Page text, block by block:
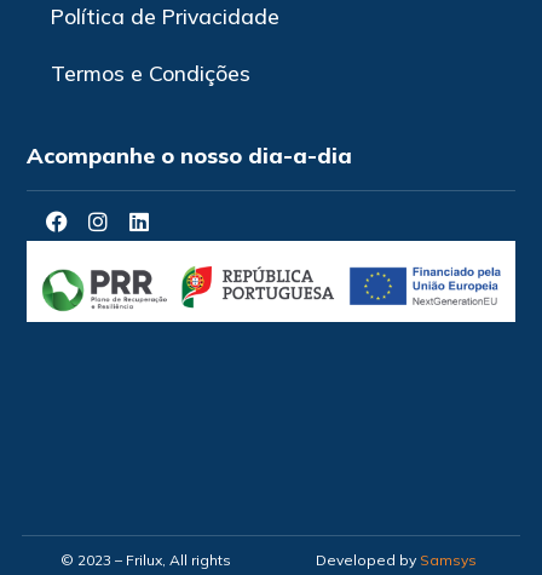
Política de Privacidade
Termos e Condições
Acompanhe o nosso dia-a-dia
© 2023 – Frilux, All rights Developed by Samsys